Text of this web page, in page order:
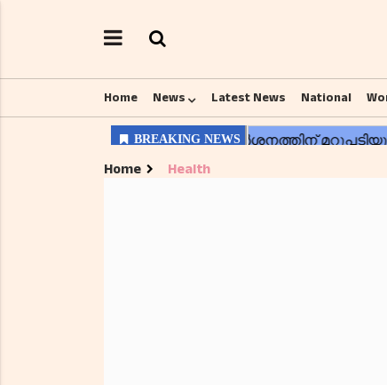
Home News Latest News National
Home Health